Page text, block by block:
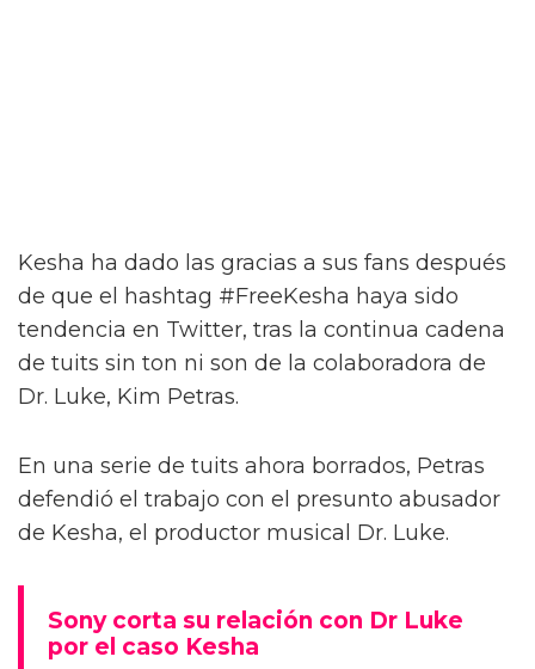
Kesha ha dado las gracias a sus fans después
de que el hashtag #FreeKesha haya sido
tendencia en Twitter, tras la continua cadena
de tuits sin ton ni son de la colaboradora de
Dr. Luke, Kim Petras.
En una serie de tuits ahora borrados, Petras
defendió el trabajo con el presunto abusador
de Kesha, el productor musical Dr. Luke.
Sony corta su relación con Dr Luke
por el caso Kesha